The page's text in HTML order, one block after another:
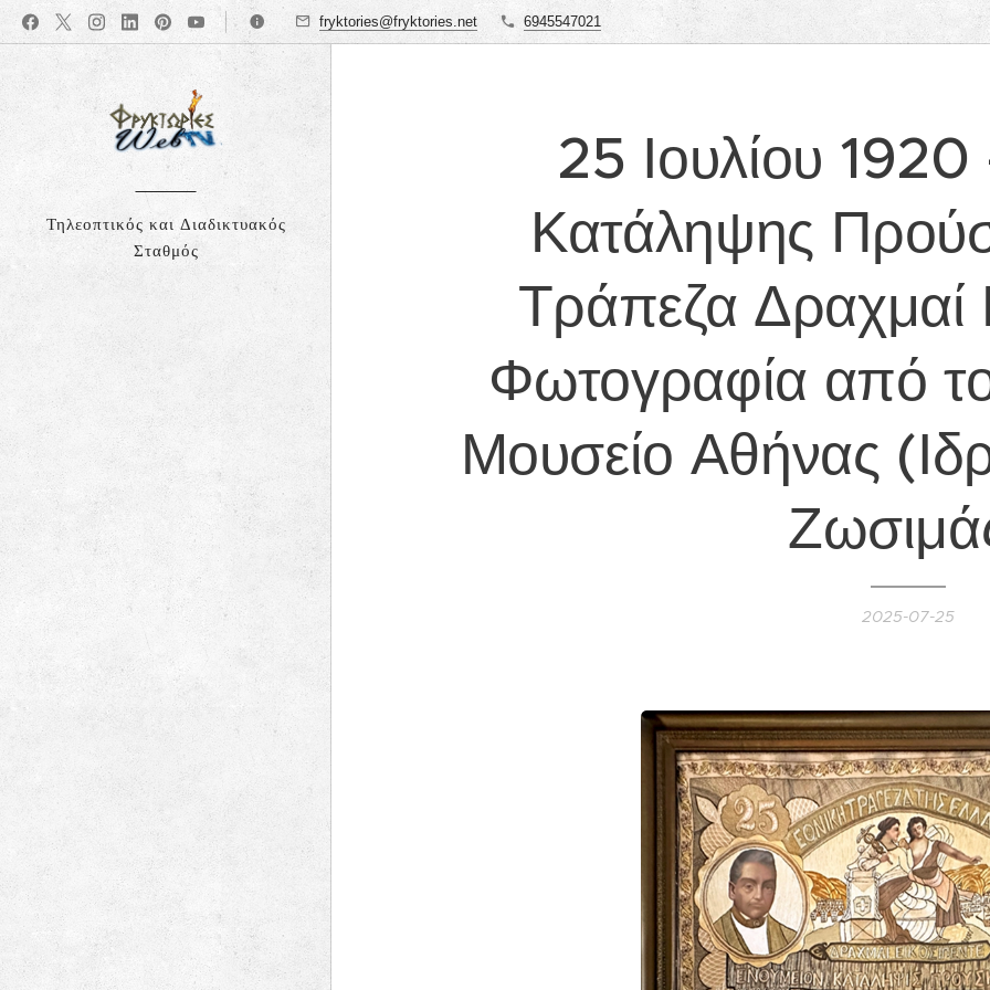
fryktories@fryktories.net 6945547021
Τηλεοπτικός και Διαδικτυακός
Σταθμός
25 Ιουλίου
Κατάληψης
Τράπεζα Δραχμαί
Φωτογραφία από
Μουσείο Αθήνας
2025-07-25